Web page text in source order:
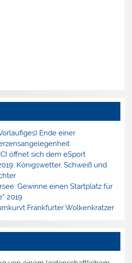
Ende einer
öffnet sich dem eSport
Königswetter, Schweiß und
Gewinne einen Startplatz für
2019
Frankfurter Wolkenkratzer